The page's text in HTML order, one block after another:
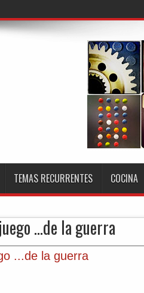
TEMAS RECURRENTES COCINA
...de la guerra
...de la guerra